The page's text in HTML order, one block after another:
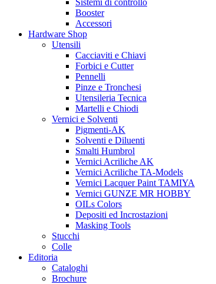
Sistemi di controllo
Booster
Accessori
Hardware Shop
Utensili
Cacciaviti e Chiavi
Forbici e Cutter
Pennelli
Pinze e Tronchesi
Utensileria Tecnica
Martelli e Chiodi
Vernici e Solventi
Pigmenti-AK
Solventi e Diluenti
Smalti Humbrol
Vernici Acriliche AK
Vernici Acriliche TA-Models
Vernici Lacquer Paint TAMIYA
Vernici GUNZE MR HOBBY
OILs Colors
Depositi ed Incrostazioni
Masking Tools
Stucchi
Colle
Editoria
Cataloghi
Brochure